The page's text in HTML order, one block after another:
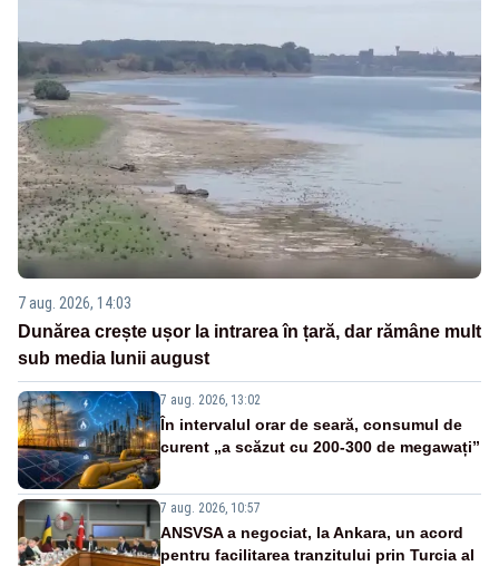
7 aug. 2026, 14:03
Dunărea crește ușor la intrarea în țară, dar rămâne mult
sub media lunii august
7 aug. 2026, 13:02
În intervalul orar de seară, consumul de
curent „a scăzut cu 200-300 de megawați”
7 aug. 2026, 10:57
ANSVSA a negociat, la Ankara, un acord
pentru facilitarea tranzitului prin Turcia al